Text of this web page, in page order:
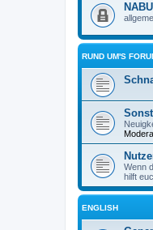
RUND UM'S
Wenn
hilft
ENGLISH